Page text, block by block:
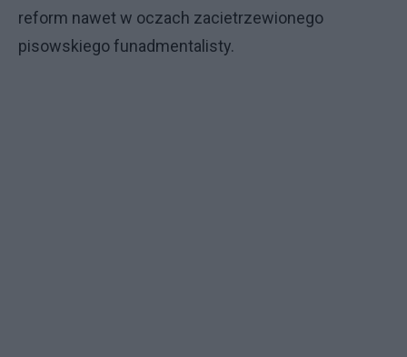
reform nawet w oczach zacietrzewionego
pisowskiego funadmentalisty.